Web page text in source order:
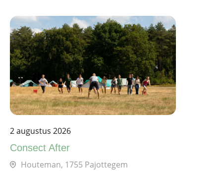
2 augustus 2026
Consect After
Houteman, 1755 Pajottegem